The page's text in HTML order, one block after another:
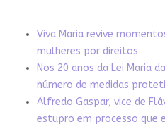
Viva Maria revive
mulheres por direitos
Nos 20 anos da Lei Maria
número de medidas
Alfredo Gaspar, vice de
estupro em processo que